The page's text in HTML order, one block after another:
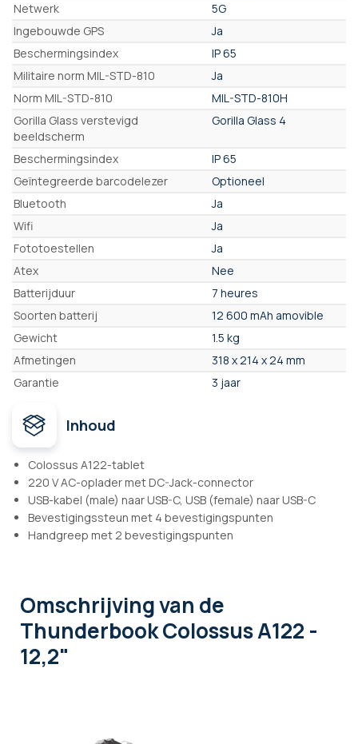
Netwerk
5G
Ingebouwde GPS
Ja
Beschermingsindex
IP 65
Militaire norm MIL-STD-810
Ja
Norm MIL-STD-810
MIL-STD-810H
Gorilla Glass verstevigd
beeldscherm
Gorilla Glass 4
Beschermingsindex
IP 65
Geïntegreerde barcodelezer
Optioneel
Bluetooth
Ja
Wifi
Ja
Fototoestellen
Ja
Atex
Nee
Batterijduur
7 heures
Soorten batterij
12 600 mAh amovible
Gewicht
1.5 kg
Afmetingen
318 x 214 x 24 mm
Garantie
3 jaar
Inhoud
Colossus A122-tablet
220 V AC-oplader met DC-Jack-connector
USB-kabel (male) naar USB-C, USB (female) naar USB-C
Bevestigingssteun met 4 bevestigingspunten
Handgreep met 2 bevestigingspunten
Omschrijvingvan de
Thunderbook Colossus A122 -
12,2"